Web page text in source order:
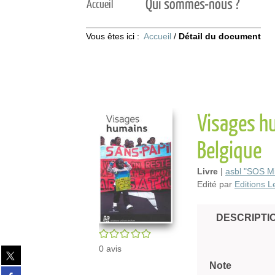
Vous êtes ici : Accueil / Détail du document
Accueil
Partager
sur
Partager
/5
0 avis
Visages
Belgique
Livre | asbl "SOS
Edité par Editions
Note